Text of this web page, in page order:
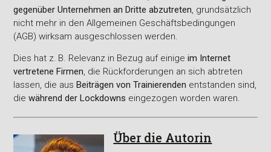
gegenüber Unternehmen an Dritte abzutreten , grundsätzlich
nicht mehr in den Allgemeinen Geschäftsbedingungen
(AGB) wirksam ausgeschlossen werden.
Dies hat z. B. Relevanz in Bezug auf einigeim Internet
vertretene Firmen, die Rückforderungen an sich abtreten
lassen, die ausBeiträgen von Trainierenden entstanden sind,
diewährend der Lockdowns eingezogen worden waren.
Über die Autorin